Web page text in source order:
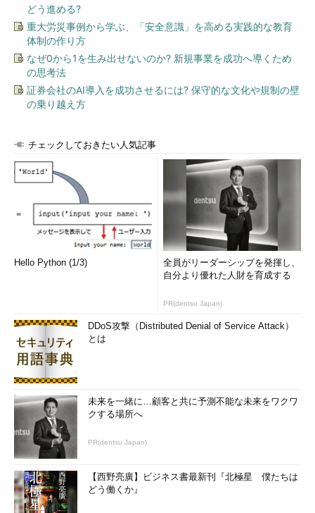
どう進める?
重大労災事例から学ぶ、「安全意識」を高める実践的な教育
体制の作り方
なぜ0から1を生み出せないのか? 新規事業を成功へ導くため
の思考法
証券会社のAI導入を成功させるには? 保守的な文化や規制の壁
の乗り越え方
チェックしておきたい人気記事
Hello Python (1/3)
全員がリーダーシップを発揮し、
自分より優れた人財を育成する
PR(dentsu Japan)
DDoS攻撃（Distributed Denial of Service Attack）
とは
未来を一緒に…顧客と共に予測不能な未来をワクワ
クする場所へ
PR(dentsu Japan)
【西野亮廣】ビジネス書最新刊『北極星 僕たちは
どう働くか』